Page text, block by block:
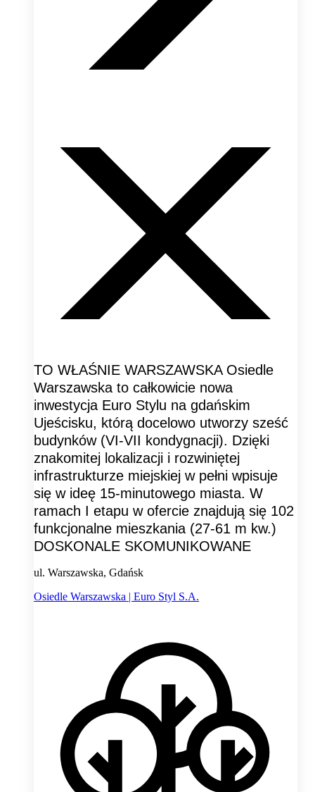
TO WŁAŚNIE WARSZAWSKA Osiedle
Warszawska to całkowicie nowa
inwestycja Euro Stylu na gdańskim
Ujeścisku, którą docelowo utworzy sześć
budynków (VI-VII kondygnacji). Dzięki
znakomitej lokalizacji i rozwiniętej
infrastrukturze miejskiej w pełni wpisuje
się w ideę 15-minutowego miasta. W
ramach I etapu w ofercie znajdują się 102
funkcjonalne mieszkania (27-61 m kw.)
DOSKONALE SKOMUNIKOWANE
ul. Warszawska, Gdańsk
Osiedle Warszawska | Euro Styl S.A.